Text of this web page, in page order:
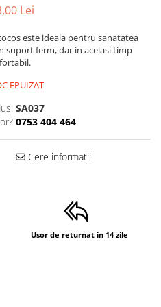
Lei
este ideala pentru sanatatea
suport ferm, dar in acelasi timp
EPUIZAT
SA037
0753 404 464
Cere informatii
Usor de returnat in 14 zile